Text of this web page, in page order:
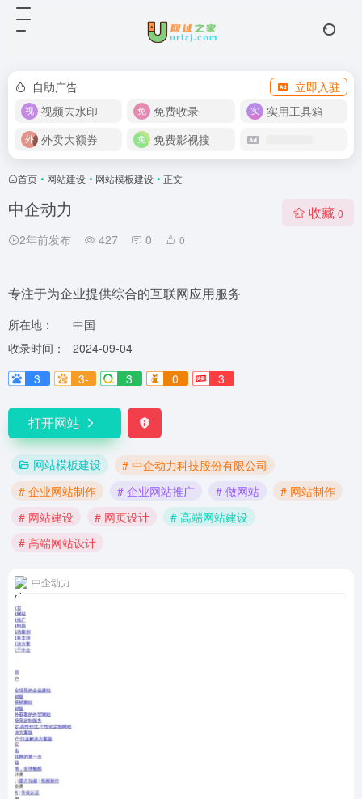
自助广告
立即入驻
视频去水印
免费收录
实用工具箱
外卖大额券
免费影视搜
首页 • 网站建设 • 网站模板建设 • 正文
中企动力
2年前发布 427 0 0
收藏 0
专注于为企业提供综合的互联网应用服务
所在地：
中国
收录时间：
2024-09-04
3
3- 3 0 3
打开网站
网站模板建设
# 中企动力科技股份有限公司
# 企业网站制作
# 企业网站推广 # 做网站
# 网站制作
# 网站建设
# 网页设计
# 高端网站建设
# 高端网站设计
中企动力